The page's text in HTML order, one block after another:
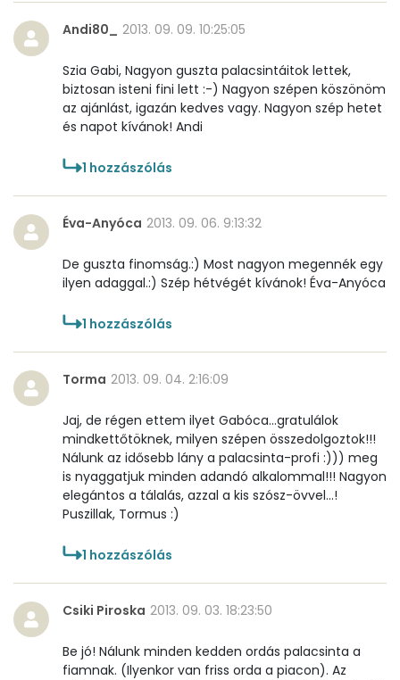
Pantoténsav - B5 vitamin:
Folsav - B9-vitamin:
17 micro
Kolin:
Retinol - A vitamin:
β-crypt
0 micro
Likopin
Lut-zea
Összesen 465 kcal
Andi80_ 2013. 09. 09. 10:25:05
Szia Gabi, Nagyon guszta palacsintáitok lettek,
biztosan isteni fini lett :-) Nagyon szépen köszönöm
az ajánlást, igazán kedves vagy. Nagyon szép hetet
és napot kívánok! Andi
1 hozzászólás
Éva-Anyóca 2013. 09. 06. 9:13:32
De guszta finomság.:) Most nagyon megennék egy
ilyen adaggal.:) Szép hétvégét kívánok! Éva-Anyóca
1 hozzászólás
Torma 2013. 09. 04. 2:16:09
Jaj, de régen ettem ilyet Gabóca...gratulálok
mindkettőtöknek, milyen szépen összedolgoztok!!!
Nálunk az idősebb lány a palacsinta-profi :))) meg
is nyaggatjuk minden adandó alkalommal!!! Nagyon
elegántos a tálalás, azzal a kis szósz-övvel...!
Puszillak, Tormus :)
1 hozzászólás
Csiki Piroska 2013. 09. 03. 18:23:50
Be jó! Nálunk minden kedden ordás palacsinta a
fiamnak. (Ilyenkor van friss orda a piacon). Az